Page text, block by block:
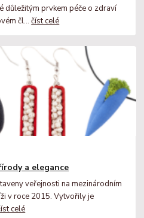
důležitým prvkem péče o zdraví
čl...číst celé
a elegance
veřejnosti na mezinárodním
v roce 2015. Vytvořily je
celé